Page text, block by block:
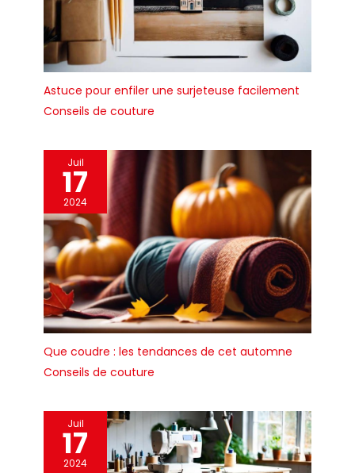
Astuce pour enfiler une surjeteuse facilement
Conseils de couture
Juil
17
2024
Que coudre : les tendances de cet automne
Conseils de couture
Juil
17
2024